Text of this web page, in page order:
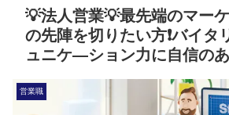
💡法人営業💡最先端のマー
の先陣を切りたい方❗バイタ
ュニケ―ション力に自信のあ
営業職